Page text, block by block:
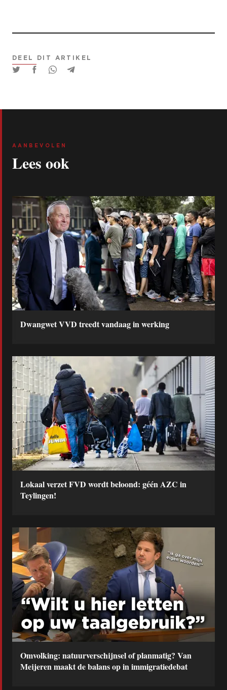
DEEL DIT ARTIKEL
AANBEVOLEN
Lees ook
Dwangwet VVD treedt vandaag in werking
Lokaal verzet FVD wordt beloond: géén AZC in
Teylingen!
Omvolking: natuurverschijnsel of planmatig? Van
Meijeren maakt de balans op in immigratiedebat